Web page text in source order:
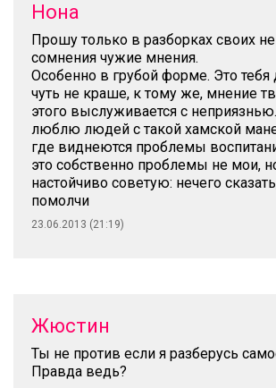
Нона
Прошу только в разборках своих не
сомнения чужие мнения.
Особенно в грубой форме. Это тебя
чуть не краше, к тому же, мнение
этого выслуживается с
люблю людей с такой хамской
где виднеются проблемы
это собственно проблемы не мои,
настойчиво советую: нечего
помолчи
23.06.2013 (21:19)
Жюстин
Ты не против если я разберусь
Правда ведь?